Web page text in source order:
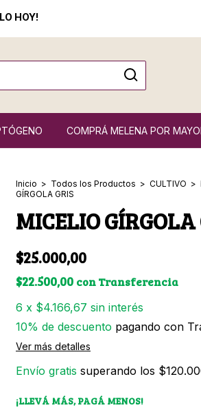
HOY!
COMPRÁ MELENA POR
Inicio > Todos los Productos > CULTIVO >
GÍRGOLA GRIS
MICELIO GÍRGOLA
$25.000,00
$22.500,00 conTransferencia
6 x $4.166,67 sin interés
10% de descuento pagando con
Ver más detalles
Envío gratis superando los
¡LLEVÁ MÁS, PAGÁ MENOS!